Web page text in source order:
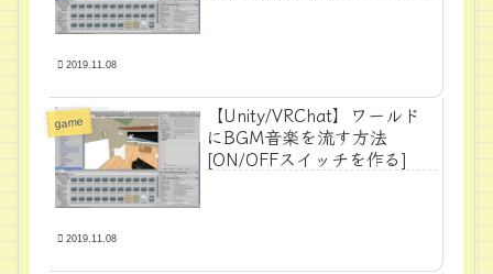
2019.11.08
game
【Unity/VRChat】ワールド
にBGM音楽を流す方法
[ON/OFFスイッチを作る]
2019.11.08